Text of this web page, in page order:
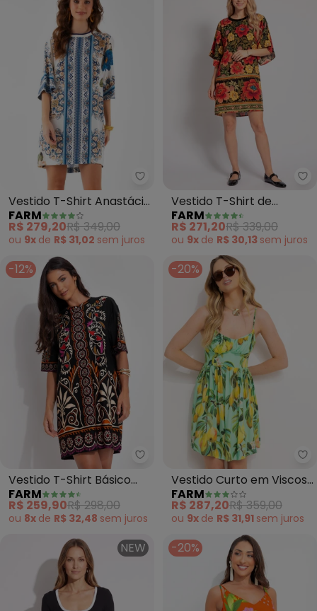
Farm - Vestido T-Shirt
Vestido T-Shirt Anastácia
(Azul)
FARM
R$ 279,20R$ 349,00
ou 9x de R$ 31,02 sem juros
Vestido T-Shirt de
Viscose Floral Heloisa
(Preto)
FARM
R$ 271,20R$ 339,00
ou 9x de R$ 30,13 sem juros
-12%
Farm - Vestido T-Shirt Básico
Vestido T-Shirt Básico
Adriele (Preto)
FARM
R$ 259,90R$ 298,00
ou 8x de R$ 32,48 sem juros
-20%
Vestido Curto em Viscose
(Verde)
FARM
R$ 287,20R$ 359,00
ou 9x de R$ 31,91 sem juros
NEW -20%